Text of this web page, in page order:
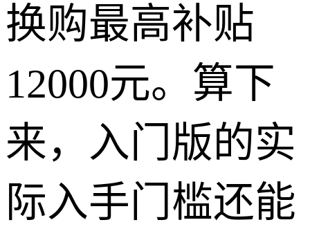
换购最高补贴
12000元。算下
来，入门版的实
际入手门槛还能